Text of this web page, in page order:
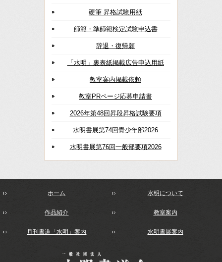
硬筆 昇格試験用紙
師範・準師範検定試験申込書
辞退・復帰願
「水明」裏表紙掲載広告申込用紙
教室案内掲載依頼
教室PRページ応募申請書
2026年第48回昇段昇格試験要項
水明書展第74回青少年部2026
水明書展第76回一般部要項2026
ホーム 水明について
作品紹介 教室案内
月刊書道「水明」案内 水明書展案内